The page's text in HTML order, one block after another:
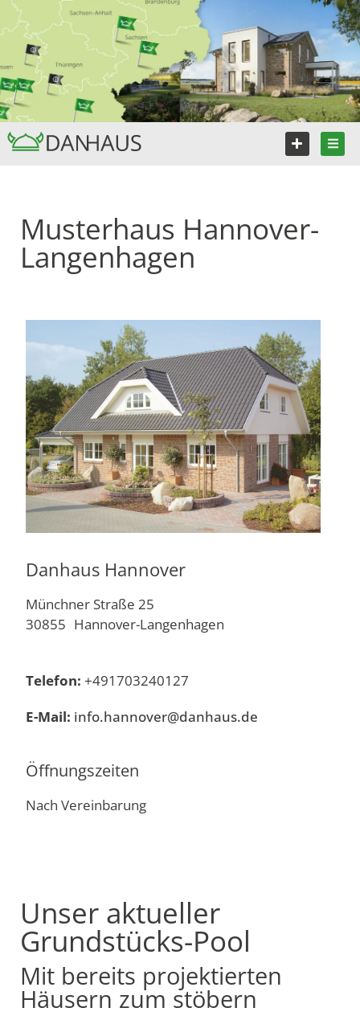
Musterhaus Hannover-
Langenhagen
Danhaus Hannover
Münchner Straße 25
30855 Hannover-Langenhagen
Telefon: +491703240127
E-Mail: info.hannover@danhaus.de
Öffnungszeiten
Nach Vereinbarung
Unser aktueller
Grundstücks-Pool
Mit bereits projektierten
Häusern zum stöbern